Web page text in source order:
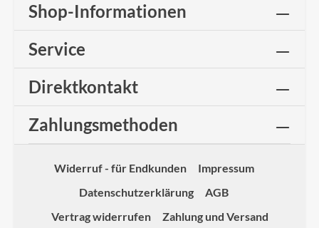
Shop-Informationen
Service
Direktkontakt
Zahlungsmethoden
Widerruf - für Endkunden
Impressum
Datenschutzerklärung
AGB
Vertrag widerrufen
Zahlung und Versand